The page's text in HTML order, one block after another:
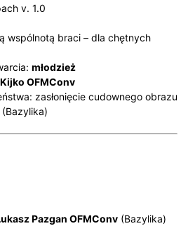
v. 1.0
wspólnotą braci – dla chętnych
młodzież
Kijko OFMConv
zasłonięcie cudownego obrazu
Pazgan OFMConv (Bazylika)